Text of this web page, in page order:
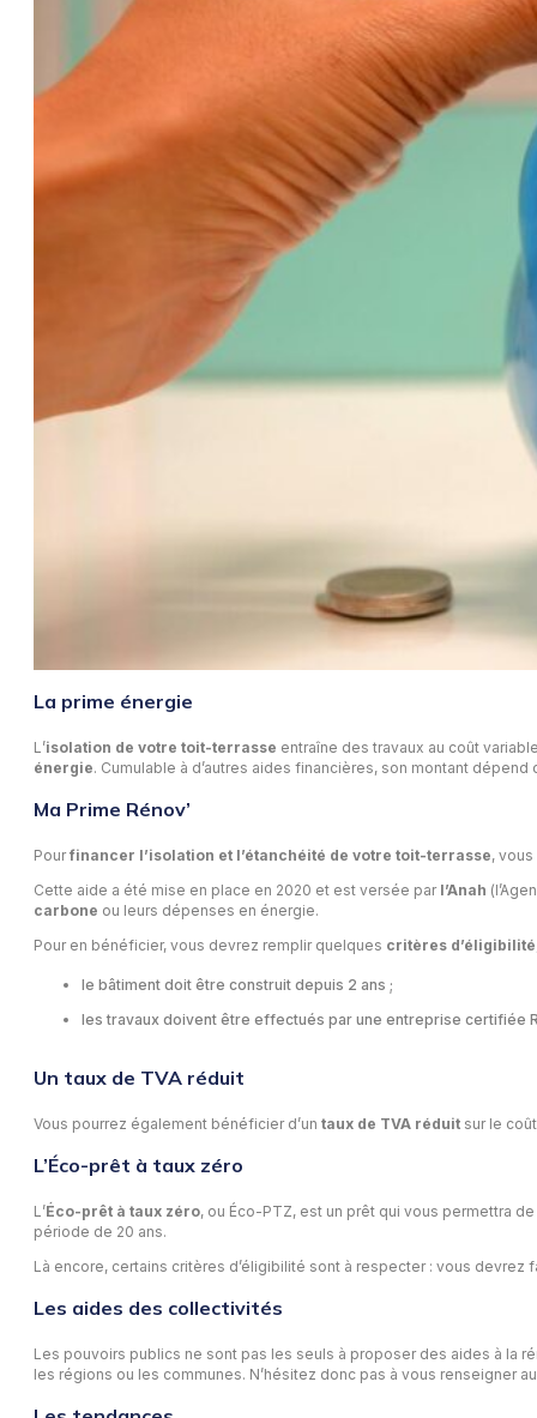
La prime énergie
L’isolation de votre toit-terrasse entraîne des travaux au coût
énergie. Cumulable à d’autres aides financières, son montant
Ma Prime Rénov’
Pourfinancer l’isolation et l’étanchéité de votre toit-terrasse,
Cette aide a été mise en place en 2020 et est versée par l’Anah
carbone ou leurs dépenses en énergie.
Pour en bénéficier, vous devrez remplir quelques critères d’éligibilité
le bâtiment doit être construit depuis 2 ans ;
les travaux doivent être effectués par une entreprise certifiée
Un taux de TVA réduit
Vous pourrez également bénéficier d’un taux de TVA réduit sur le
L’Éco-prêt à taux zéro
L’Éco-prêt à taux zéro, ou Éco-PTZ, est un prêt qui vous permettra
période de 20 ans.
Là encore, certains critères d’éligibilité sont à respecter : vous devrez
Les aides des collectivités
Les pouvoirs publics ne sont pas les seuls à proposer des aides à la
les régions ou les communes. N’hésitez donc pas à vous